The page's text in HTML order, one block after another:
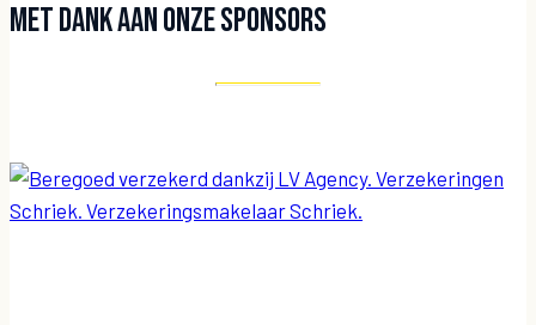
Met dank aan onze sponsors